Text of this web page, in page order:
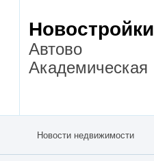
Автово
Академическая
Новости недвижимости